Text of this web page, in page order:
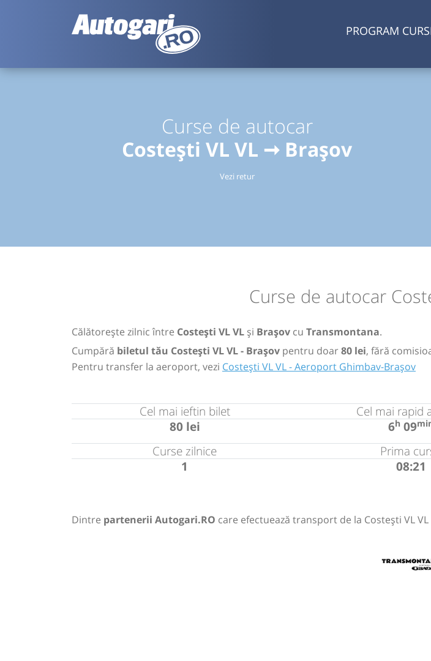
PROGRAM
Curse de autocar
Costești VL VL ➞ Brașov
Vezi retur
Curse de autocar
Călătorește zilnic între Costești VL VL și Brașov cu Transmontana.
Cumpără biletul tău Costești VL VL - Brașov pentru doar80 lei, fără
Pentru transfer la aeroport, vezi Costești VL VL - Aeroport Ghimbav-Brașov
Cel mai ieftin bilet
80 lei
Cel mai rapid
6h 09
Curse zilnice
1
Prima
08:21
Dintre partenerii Autogari.RO care efectuează transport de la Costești VL